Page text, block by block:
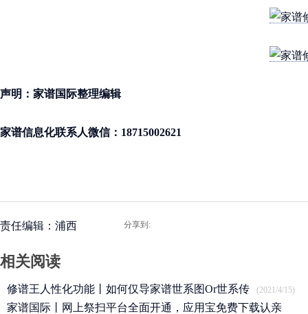
声明：家谱国际整理编辑
家谱信息化联系人微信：18715002621
责任编辑：浦西 分享到:
相关阅读
修谱王人性化功能丨如何仅导家谱世系图Or世系传 (2021/4/15)
家谱国际丨网上祭扫平台全面开通，应用宝免费下载认亲